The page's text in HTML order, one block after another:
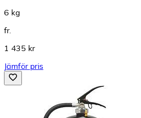
6 kg
fr.
1 435 kr
Jämför pris